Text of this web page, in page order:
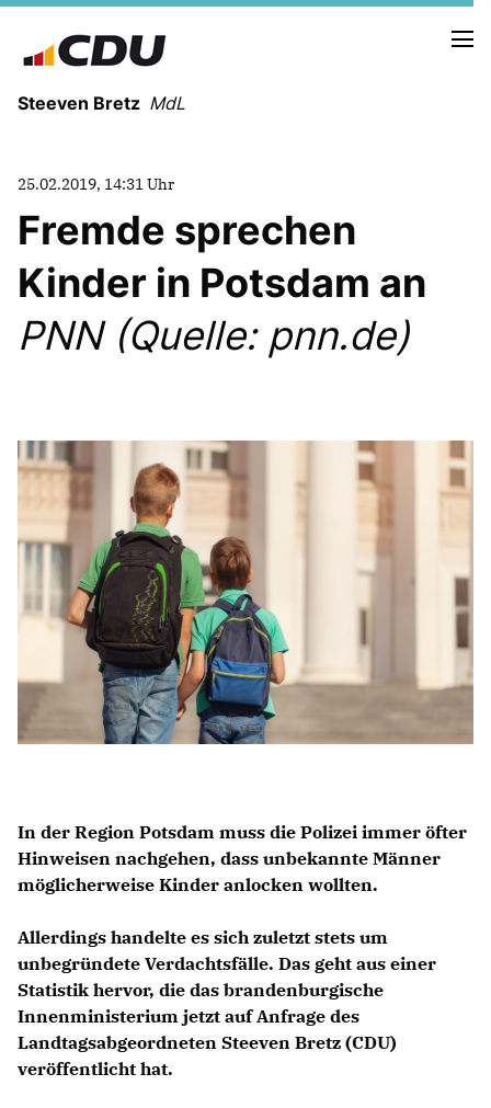
Steeven Bretz MdL
VITA
WAHLKREISBESUCHE
PRESSEFOTOS
MEIN BÜRGERBÜRO
Redebeiträge
Kleine Anfragen
CDU Deutschland
CDU Fraktion im Brandenburger Landtag
CDU Brandenburg
CDU Potsdam
25.02.2019, 14:31 Uhr
Fremde sprechen
Kinder in Potsdam an
PNN (Quelle: pnn.de)
In der Region Potsdam muss die Polizei immer öfter
Hinweisen nachgehen, dass unbekannte Männer
möglicherweise Kinder anlocken wollten.
Allerdings handelte es sich zuletzt stets um
unbegründete Verdachtsfälle. Das geht aus einer
Statistik hervor, die das brandenburgische
Innenministerium jetzt auf Anfrage des
Landtagsabgeordneten Steeven Bretz (CDU)
veröffentlicht hat.